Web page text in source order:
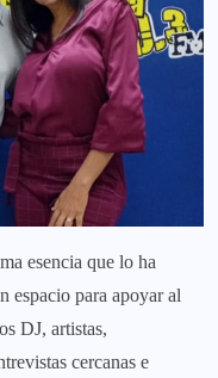
esencia que lo ha
espacio para apoyar al
DJ, artistas,
cercanas e